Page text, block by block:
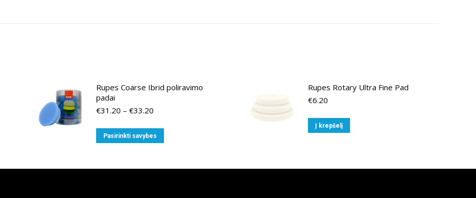
Rupes Coarse Ibrid poliravimo
padai
€31.20 – €33.20Price
€31.20
through
Pasirinkti savybes
Rupes Rotary Ultra Fine Pad
€6.20
Į krepšelį